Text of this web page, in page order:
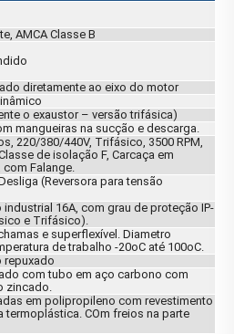
AMCA Classe B
diretamente ao eixo do motor
o exaustor – versão trifásica)
mangueiras na sucção e descarga.
220/380/440V, Trifásico, 3500 RPM,
de isolação F, Carcaça em
com Falange.
(Reversora para tensão
industrial 16A, com grau de proteção IP-
e Trifásico).
e superflexível. Diametro
de trabalho -20oC até 100oC.
repuxado
com tubo em aço carbono com
zincado.
em polipropileno com revestimento
termoplástica. COm freios na parte